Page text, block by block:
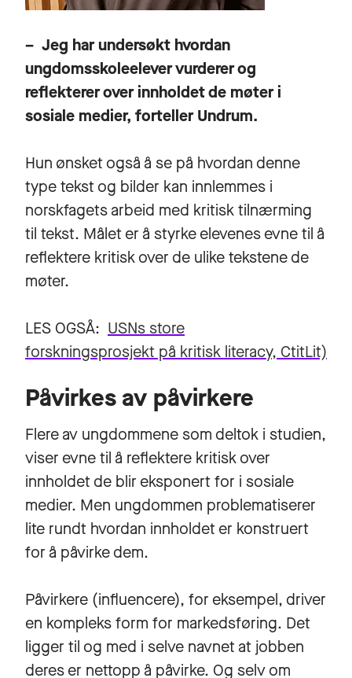
– Jeg har undersøkt hvordan
ungdomsskoleelever vurderer og
reflekterer over innholdet de møter i
sosiale medier, forteller Undrum.
Hun ønsket også å se på hvordan denne
type tekst og bilder kan innlemmes i
norskfagets arbeid med kritisk tilnærming
til tekst. Målet er å styrke elevenes evne til å
reflektere kritisk over de ulike tekstene de
møter.
LES OGSÅ: USNs store
forskningsprosjekt på kritisk literacy, CtitLit)
Påvirkes av påvirkere
Flere av ungdommene som deltok i studien,
viser evne til å reflektere kritisk over
innholdet de blir eksponert for i sosiale
medier. Men ungdommen problematiserer
lite rundt hvordan innholdet er konstruert
for å påvirke dem.
Påvirkere (influencere), for eksempel, driver
en kompleks form for markedsføring. Det
ligger til og med i selve navnet at jobben
deres er nettopp å påvirke. Og selv om